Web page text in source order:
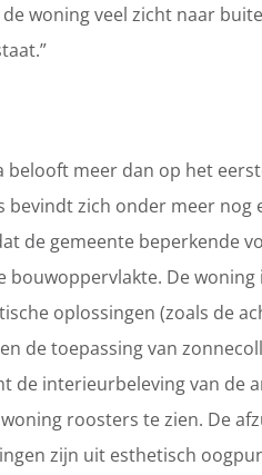
woning veel zicht naar
belooft meer dan op het
bevindt zich onder meer nog
de gemeente beperkende
bouwoppervlakte. De woning
oplossingen (zoals de
de toepassing van
de interieurbeleving van de
roosters te zien. De
zijn uit esthetisch